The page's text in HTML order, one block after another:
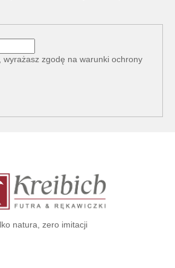
wyrażasz zgodę na warunki ochrony
natura, zero imitacji